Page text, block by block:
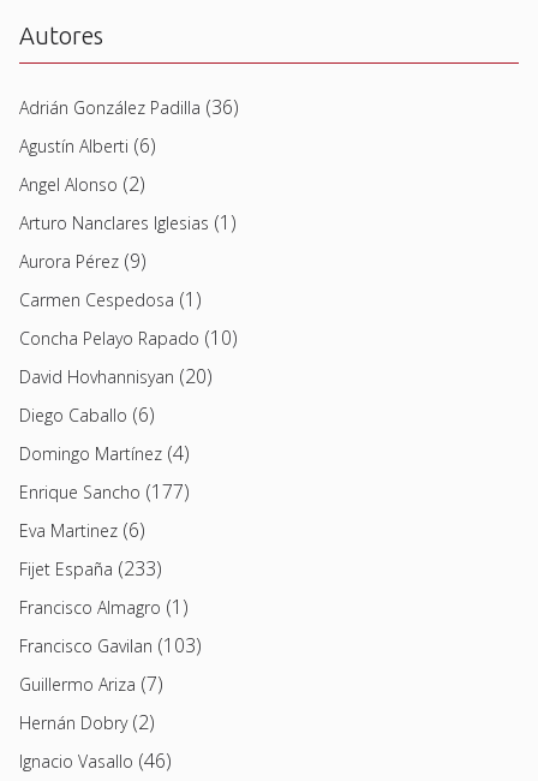
Autores
Adrián González Padilla (36)
Agustín Alberti (6)
Angel Alonso (2)
Arturo Nanclares Iglesias (1)
Aurora Pérez (9)
Carmen Cespedosa (1)
Concha Pelayo Rapado (10)
David Hovhannisyan (20)
Diego Caballo (6)
Domingo Martínez (4)
Enrique Sancho (177)
Eva Martinez (6)
Fijet España (233)
Francisco Almagro (1)
Francisco Gavilan (103)
Guillermo Ariza (7)
Hernán Dobry(2)
Ignacio Vasallo (46)